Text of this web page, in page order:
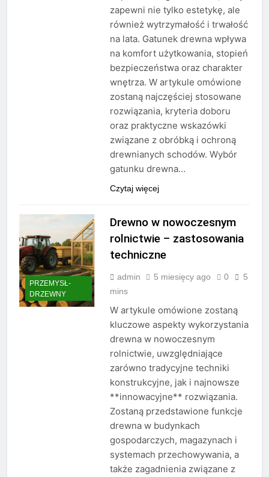
zapewni nie tylko estetykę, ale
również wytrzymałość i trwałość
na lata. Gatunek drewna wpływa
na komfort użytkowania, stopień
bezpieczeństwa oraz charakter
wnętrza. W artykule omówione
zostaną najczęściej stosowane
rozwiązania, kryteria doboru
oraz praktyczne wskazówki
związane z obróbką i ochroną
drewnianych schodów. Wybór
gatunku drewna…
Czytaj więcej
PRZEMYSŁ-
DRZEWNY
Drewno w nowoczesnym
rolnictwie – zastosowania
techniczne
admin 5 miesięcy ago 0
5
mins
W artykule omówione zostaną
kluczowe aspekty wykorzystania
drewna w nowoczesnym
rolnictwie, uwzględniające
zarówno tradycyjne techniki
konstrukcyjne, jak i najnowsze
**innowacyjne** rozwiązania.
Zostaną przedstawione funkcje
drewna w budynkach
gospodarczych, magazynach i
systemach przechowywania, a
także zagadnienia związane z